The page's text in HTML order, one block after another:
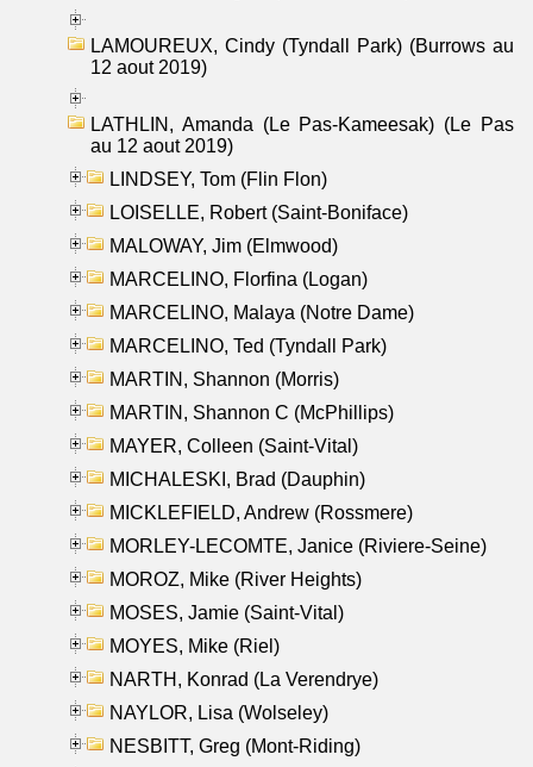
LAMOUREUX, Cindy (Tyndall Park) (Burrows au
12 aout 2019)
LATHLIN, Amanda (Le Pas-Kameesak) (Le Pas
au 12 aout 2019)
LINDSEY, Tom (Flin Flon)
LOISELLE, Robert (Saint-Boniface)
MALOWAY, Jim (Elmwood)
MARCELINO, Florfina (Logan)
MARCELINO, Malaya (Notre Dame)
MARCELINO, Ted (Tyndall Park)
MARTIN, Shannon (Morris)
MARTIN, Shannon C (McPhillips)
MAYER, Colleen (Saint-Vital)
MICHALESKI, Brad (Dauphin)
MICKLEFIELD, Andrew (Rossmere)
MORLEY-LECOMTE, Janice (Riviere-Seine)
MOROZ, Mike (River Heights)
MOSES, Jamie (Saint-Vital)
MOYES, Mike (Riel)
NARTH, Konrad (La Verendrye)
NAYLOR, Lisa (Wolseley)
NESBITT, Greg (Mont-Riding)